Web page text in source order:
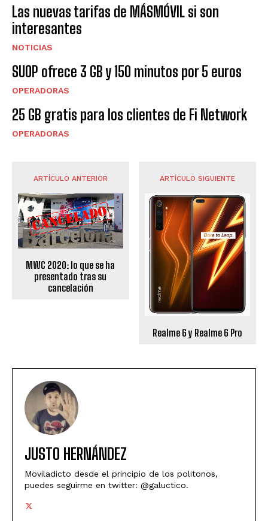
Las nuevas tarifas de MÁSMÓVIL si son
interesantes
NOTICIAS
SUOP ofrece 3 GB y 150 minutos por 5 euros
OPERADORAS
25 GB gratis para los clientes de Fi Network
OPERADORAS
ARTÍCULO ANTERIOR
MWC 2020: lo que se ha
presentado tras su
cancelación
ARTÍCULO SIGUIENTE
Realme 6 y Realme 6 Pro
JUSTO HERNÁNDEZ
Moviladicto desde el principio de los politonos,
puedes seguirme en twitter: @galuctico.